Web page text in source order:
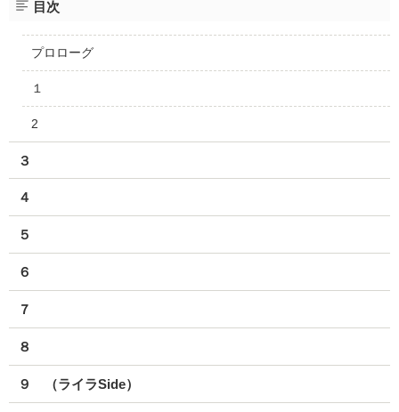
目次
プロローグ
１
2
３
４
５
６
７
８
９ （ライラSide）